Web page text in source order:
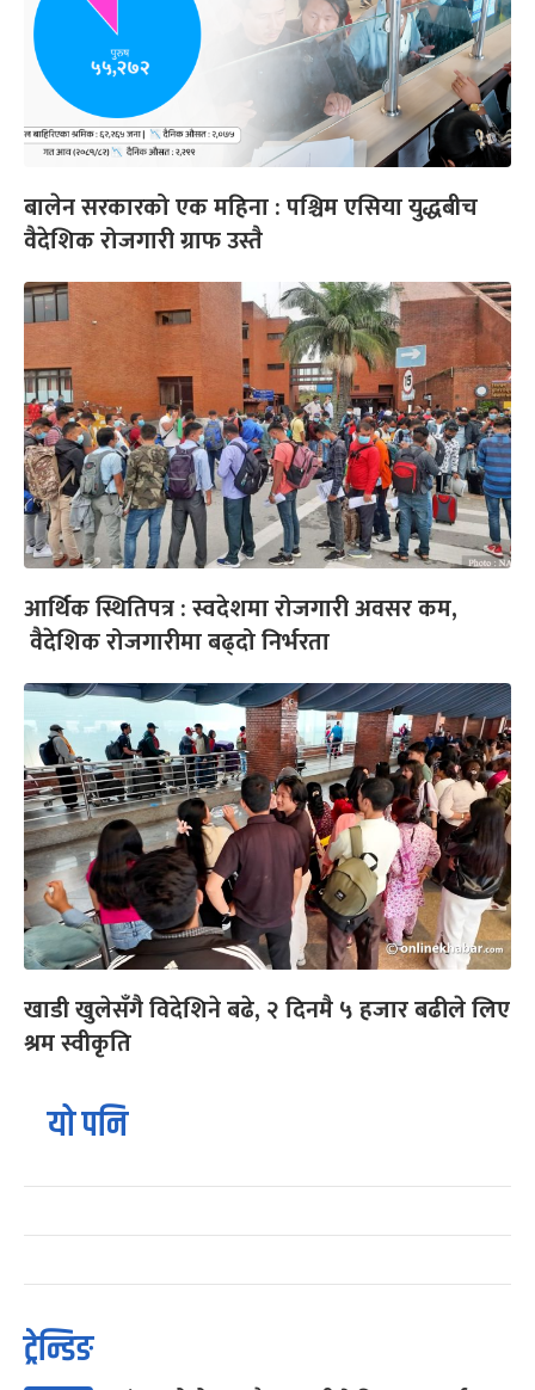
बालेन सरकारको एक महिना : पश्चिम एसिया युद्धबीच
वैदेशिक रोजगारी ग्राफ उस्तै
आर्थिक स्थितिपत्र : स्वदेशमा रोजगारी अवसर कम,
वैदेशिक रोजगारीमा बढ्दो निर्भरता
खाडी खुलेसँगै विदेशिने बढे, २ दिनमै ५ हजार बढीले लिए
श्रम स्वीकृति
यो पनि
ट्रेन्डिङ